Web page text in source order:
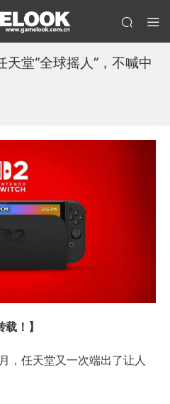
堂“全球摇人”，不喊中
！】
任天堂又一次端出了让人